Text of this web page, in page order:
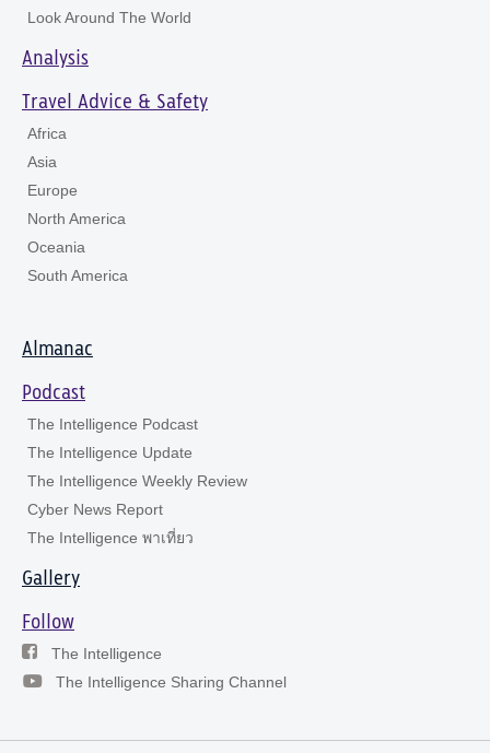
Look Around The World
Analysis
Travel Advice & Safety
Africa
Asia
Europe
North America
Oceania
South America
Almanac
Podcast
The Intelligence Podcast
The Intelligence Update
The Intelligence Weekly Review
Cyber News Report
The Intelligence พาเที่ยว
Gallery
Follow
The Intelligence
The Intelligence Sharing Channel